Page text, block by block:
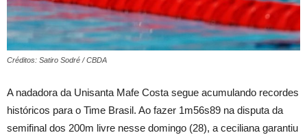
Créditos: Satiro Sodré / CBDA
A nadadora da Unisanta Mafe Costa segue acumulando recordes
históricos para o Time Brasil. Ao fazer 1m56s89 na disputa da
semifinal dos 200m livre nesse domingo (28), a ceciliana garantiu